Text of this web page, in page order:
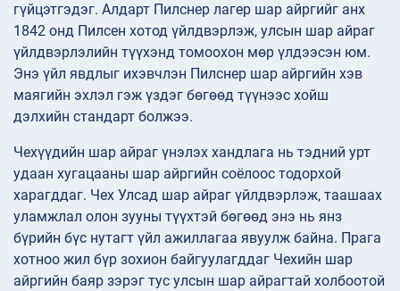
гүйцэтгэдэг. Алдарт Пилснер лагер шар айргийг анх
1842 онд Пилсен хотод үйлдвэрлэж, улсын шар айраг
үйлдвэрлэлийн түүхэнд томоохон мөр үлдээсэн юм.
Энэ үйл явдлыг ихэвчлэн Пилснер шар айргийн хэв
маягийн эхлэл гэж үздэг бөгөөд түүнээс хойш
дэлхийн стандарт болжээ.
Чехүүдийн шар айраг үнэлэх хандлага нь тэдний урт
удаан хугацааны шар айргийн соёлоос тодорхой
харагддаг. Чех Улсад шар айраг үйлдвэрлэж, таашаах
уламжлал олон зууны түүхтэй бөгөөд энэ нь янз
бүрийн бүс нутагт үйл ажиллагаа явуулж байна. Прага
хотноо жил бүр зохион байгуулагддаг Чехийн шар
айргийн баяр зэрэг тус улсын шар айрагтай холбоотой